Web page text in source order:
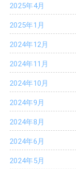
2025年4月
2025年1月
2024年12月
2024年11月
2024年10月
2024年9月
2024年8月
2024年6月
2024年5月